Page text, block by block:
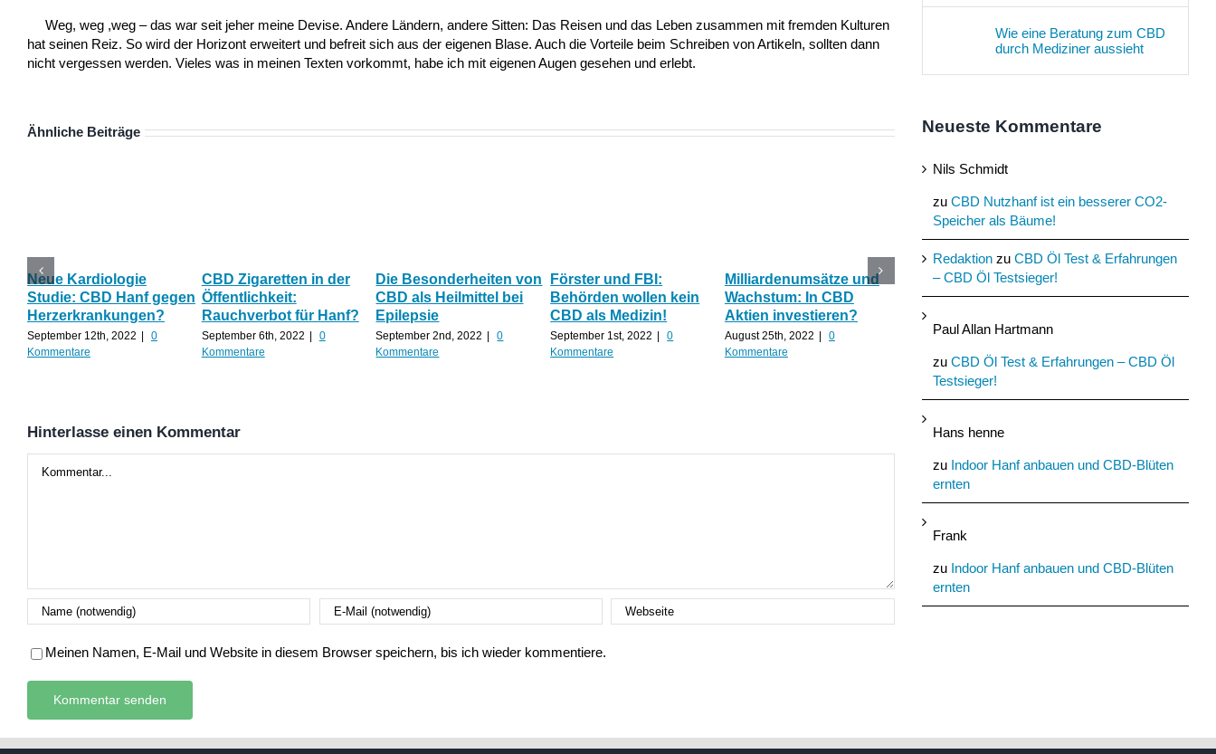
Weg, weg ,weg – das war seit jeher meine Devise. Andere Ländern, andere Sitten: Das Reisen und das Leben zusammen mit fremden Kulturen
hat seinen Reiz. So wird der Horizont erweitert und befreit sich aus der eigenen Blase. Auch die Vorteile beim Schreiben von Artikeln, sollten dann
nicht vergessen werden. Vieles was in meinen Texten vorkommt, habe ich mit eigenen Augen gesehen und erlebt.
Ähnliche Beiträge
Neue Kardiologie
Studie: CBD Hanf gegen
Herzerkrankungen?
September 12th, 2022 |
0
Kommentare
CBD Zigaretten in der
Öffentlichkeit:
Rauchverbot für Hanf?
September 6th, 2022 |
0
Kommentare
Die Besonderheiten von
CBD als Heilmittel bei
Epilepsie
September 2nd, 2022 |
0
Kommentare
Förster und FBI:
Behörden wollen kein
CBD als Medizin!
September 1st, 2022 |
0
Kommentare
Milliardenumsätze und
Wachstum: In CBD
Aktien investieren?
August 25th, 2022 |
0
Kommentare
Katerstimmung: Wie
hilfreich ist CBD Hanf
nach zu viel Alkohol?
August 24th, 2022 | 0
Nutzhanf und
|
Kommentare
Hinterlasse einen Kommentar
Meinen Namen, E-Mail und Website in diesem Browser speichern, bis ich wieder kommentiere.
Wie eine Beratung zum CBD
durch Mediziner aussieht
Neueste Kommentare
Nils Schmidt
zu CBD Nutzhanf ist ein besserer CO2-
Speicher als Bäume!
Redaktion zu CBD Öl Test & Erfahrungen
– CBD Öl Testsieger!
Paul Allan Hartmann
zu CBD Öl Test & Erfahrungen – CBD Öl
Testsieger!
Hans henne
zu Indoor Hanf anbauen und CBD-Blüten
ernten
Frank
zu Indoor Hanf anbauen und CBD-Blüten
ernten